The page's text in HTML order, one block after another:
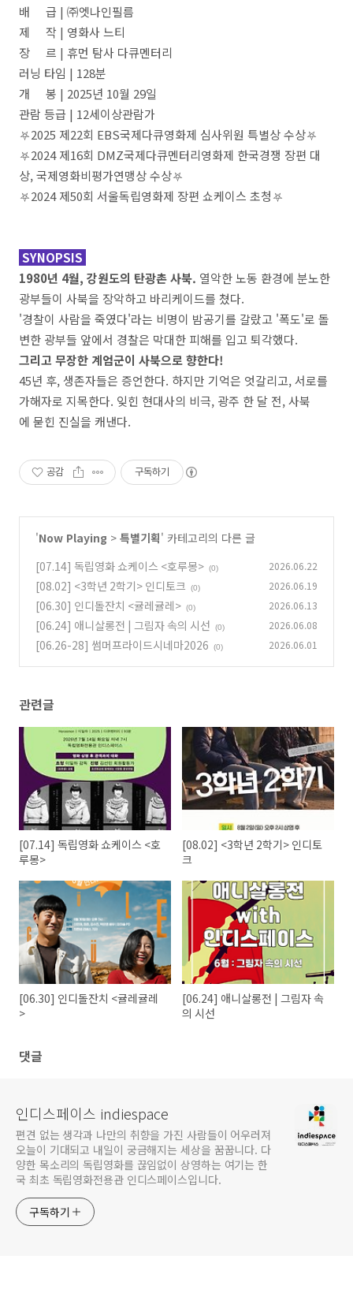
배 급 | ㈜엣나인필름
제 작 | 영화사 느티
장 르 | 휴먼 탐사 다큐멘터리
러닝 타임 | 128분
개 봉 | 2025년 10월 29일
관람 등급 | 12세이상관람가
⛧2025 제22회 EBS국제다큐영화제 심사위원 특별상 수상⛧
⛧2024 제16회 DMZ국제다큐멘터리영화제 한국경쟁 장편 대
상, 국제영화비평가연맹상 수상⛧
⛧2024 제50회 서울독립영화제 장편 쇼케이스 초청⛧
SYNOPSIS
1980년 4월, 강원도의 탄광촌 사북. 열악한 노동 환경에 분노한
광부들이 사북을 장악하고 바리케이드를 쳤다.
'경찰이 사람을 죽였다'라는 비명이 밤공기를 갈랐고 '폭도'로 돌
변한 광부들 앞에서 경찰은 막대한 피해를 입고 퇴각했다.
그리고 무장한 계엄군이 사북으로 향한다!
45년 후, 생존자들은 증언한다. 하지만 기억은 엇갈리고, 서로를
가해자로 지목한다. 잊힌 현대사의 비극, 광주 한 달 전, 사북
에 묻힌 진실을 캐낸다.
공감 구독하기
'Now Playing > 특별기획' 카테고리의 다른 글
[07.14] 독립영화 쇼케이스 <호루몽> (0) 2026.06.22
[08.02] <3학년 2학기> 인디토크 (0) 2026.06.19
[06.30] 인디돌잔치 <귤레귤레> (0) 2026.06.13
[06.24] 애니살롱전 | 그림자 속의 시선 (0) 2026.06.08
[06.26-28] 썸머프라이드시네마2026 (0) 2026.06.01
관련글
[07.14] 독립영화 쇼케이스 <호
루몽>
[08.02] <3학년 2학기> 인디토
크
[06.30] 인디돌잔치 <귤레귤레
>
[06.24] 애니살롱전 | 그림자 속
의 시선
댓글
인디스페이스 indiespace
편견 없는 생각과 나만의 취향을 가진 사람들이 어우러져
오늘이 기대되고 내일이 궁금해지는 세상을 꿈꿉니다. 다
양한 목소리의 독립영화를 끊임없이 상영하는 여기는 한
국 최초 독립영화전용관 인디스페이스입니다.
구독하기